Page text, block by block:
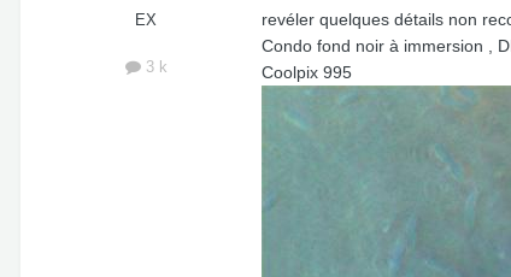
EX
3 k
revéler quelques détails non
Condo fond noir à immersion ,
Coolpix 995